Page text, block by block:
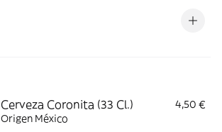
Cerveza Coronita (33 Cl.)
4,50 €
Origen México